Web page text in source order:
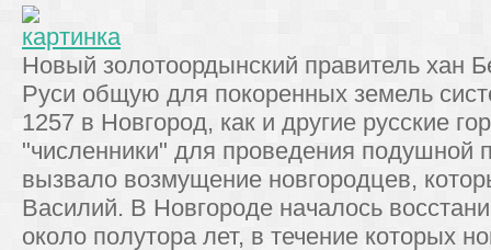
Новый золотоордынский правитель хан
Руси общую для покоренных земель
1257 в Новгород, как и другие русские
"численники" для проведения подушной
вызвало возмущение новгородцев,
Василий. В Новгороде началось
около полутора лет, в течение которых